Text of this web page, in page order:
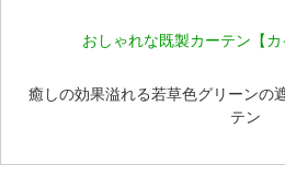
おしゃれな既製カーテン【
癒しの効果溢れる若草色グリーンの
テン